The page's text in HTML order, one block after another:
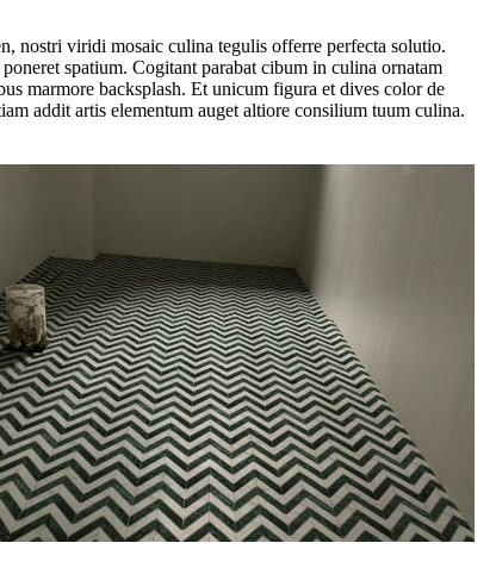
nostri viridi mosaic culina tegulis offerre perfecta solutio.
spatium. Cogitant parabat cibum in culina ornatam
marmore backsplash. Et unicum figura et dives color de
addit artis elementum auget altiore consilium tuum culina.